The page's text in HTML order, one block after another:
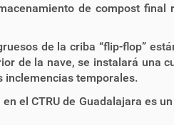
de compost final
de la criba “flip-flop”
de la nave, se instalará una
inclemencias temporales.
el CTRU de Guadalajara es